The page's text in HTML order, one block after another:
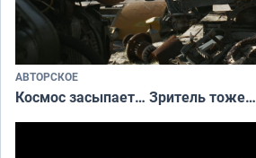
АВТОРСКОЕ
Космос засыпает… Зритель тоже…